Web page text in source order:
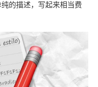
的描述，写起来相当费